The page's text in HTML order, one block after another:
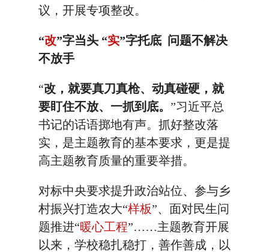
议，开展专项整改。
“改”字当头 “实”字托底 问题不解决
不放手
“改，就要真刀真枪、动真碰硬，就
要盯住不放、一抓到底。 ”习近平总
书记的话语掷地有声。抓好整改落
实，是主题教育的基本要求，更是提
高主题教育质量的重要举措。
对标中央要求提升政治站位、参与乡
村振兴打造农大“样板”、面对民生问
题推进“暖心工程”……主题教育开展
以来，学校稳扎稳打，善作善成，以